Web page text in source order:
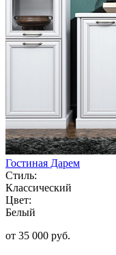
Гостиная Дарем
Стиль:
Классический
Цвет:
Белый
от 35 000 руб.